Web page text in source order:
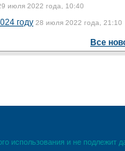
июля 2022 года, 10:40
году 28 июля 2022 года, 21:10
Все
использования и не